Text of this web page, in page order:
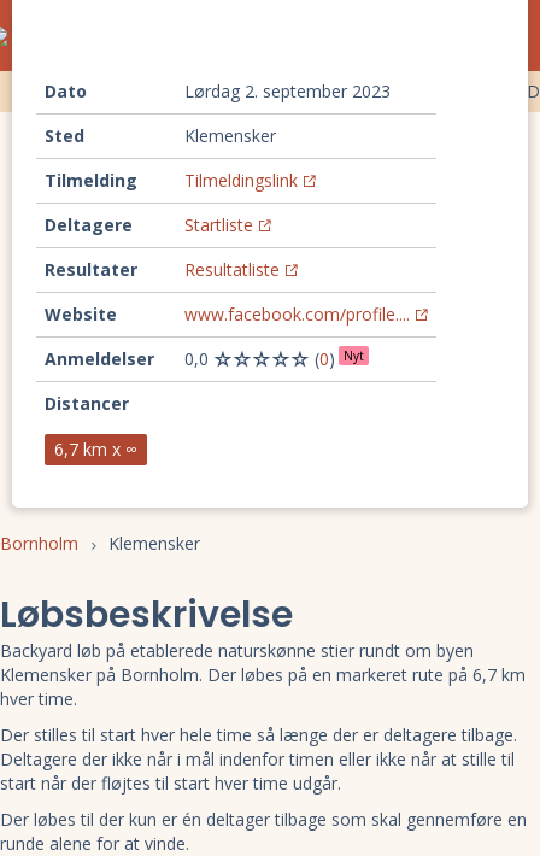
Ultraløb Backyard ultra 100 km løb
Dato
lørdag 2. september 2023
Sted
Klemensker
Tilmelding
Tilmeldingslink
Deltagere
Startliste
Resultater
Resultatliste
Website
www.facebook.com/profile....
Anmeldelser
0,0 (0) Nyt
Distancer
6,7 km x ∞
Bornholm Klemensker
Løbsbeskrivelse
Backyard løb på etablerede naturskønne stier rundt om byen
Klemensker på Bornholm. Der løbes på en markeret rute på 6,7 km
hver time.
Der stilles til start hver hele time så længe der er deltagere tilbage.
Deltagere der ikke når i mål indenfor timen eller ikke når at stille til
start når der fløjtes til start hver time udgår.
Der løbes til der kun er én deltager tilbage som skal gennemføre en
runde alene for at vinde.